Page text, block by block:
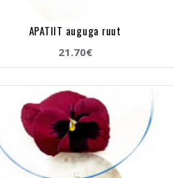
APATIIT auguga ruut
21.70€